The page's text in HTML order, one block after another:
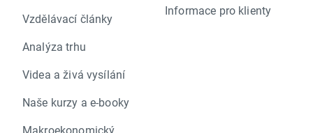
Vzdělávací články
Analýza trhu
Videa a živá vysílání
Naše kurzy a e-booky
Makroekonomický
Informace pro klienty